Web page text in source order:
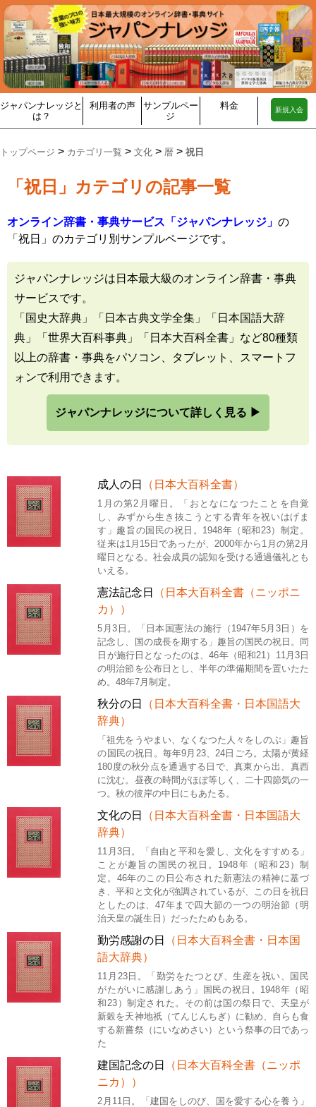
ジャパンナレッジと
は？
利用者の声
サンプルペー
ジ
料金 新規入会
トップページ > カテゴリ一覧 > 文化 > 暦 > 祝日
「祝日」カテゴリの記事一覧
オンライン辞書・事典サービス「ジャパンナレッジ」 の
「祝日」のカテゴリ別サンプルページです。
ジャパンナレッジは日本最大級のオンライン辞書・事典
サービスです。
「国史大辞典」「日本古典文学全集」「日本国語大辞
典」「世界大百科事典」「日本大百科全書」など80種類
以上の辞書・事典をパソコン、タブレット、スマートフ
ォンで利用できます。
ジャパンナレッジについて詳しく見る ▶
成人の日 （日本大百科全書）
1月の第2月曜日。「おとなになつたことを自覚
し、みずから生き抜こうとする青年を祝いはげま
す」趣旨の国民の祝日。1948年（昭和23）制定。
従来は1月15日であったが、2000年から1月の第2月
曜日となる。社会成員の認知を受ける通過儀礼とも
いえる。
憲法記念日
（日本大百科全書（ニッポニ
カ））
5月3日。「日本国憲法の施行（1947年5月3日）を
記念し、国の成長を期する」趣旨の国民の祝日。同
日が施行日となったのは、46年（昭和21）11月3日
の明治節を公布日とし、半年の準備期間を置いたた
め。48年7月制定。
秋分の日
（日本大百科全書・日本国語大
辞典）
「祖先をうやまい、なくなつた人々をしのぶ」趣旨
の国民の祝日。毎年9月23、24日ごろ。太陽が黄経
180度の秋分点を通過する日で、真東から出、真西
に沈む。昼夜の時間がほぼ等しく、二十四節気の一
つ。秋の彼岸の中日にもあたる。
文化の日
（日本大百科全書・日本国語大
辞典）
11月3日。「自由と平和を愛し、文化をすすめる」
ことが趣旨の国民の祝日。1948年（昭和23）制
定。46年のこの日公布された新憲法の精神に基づ
き、平和と文化が強調されているが、この日を祝日
としたのは、47年まで四大節の一つの明治節（明
治天皇の誕生日）だったためもある。
勤労感謝の日
（日本大百科全書・日本国
語大辞典）
11月23日。「勤労をたつとび、生産を祝い、国民
がたがいに感謝しあう」国民の祝日。1948年（昭
和23）制定された。その前は国の祭日で、天皇が
新穀を天神地祇（てんじんちぎ）に勧め、自らも食
する新嘗祭（にいなめさい）という祭事の日であっ
た
建国記念の日
（日本大百科全書（ニッポ
ニカ））
2月11日。「建国をしのび、国を愛する心を養う」